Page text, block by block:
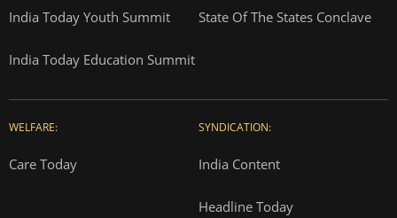
India Today Youth Summit State Of The States Conclave
India Today Education Summit
WELFARE:
Care Today
SYNDICATION:
India Content
Headline Today